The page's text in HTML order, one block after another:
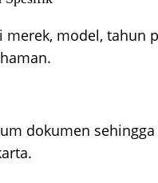
merek, model, tahun
dokumen